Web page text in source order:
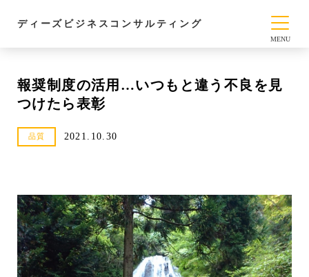
ディーズビジネスコンサルティング
報奨制度の活用…いつもと違う不良を見
つけたら表彰
品質 2021.10.30